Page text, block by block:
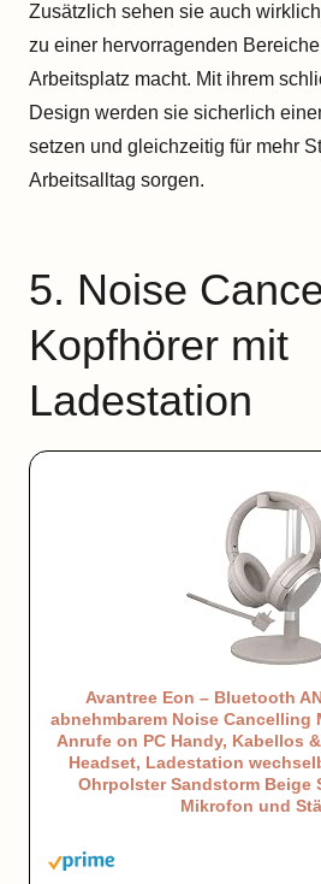
Zusätzlich sehen sie auch
zu einer hervorragenden
Arbeitsplatz macht. Mit ihrem
Design werden sie sicherlich
setzen und gleichzeitig für mehr
Arbeitsalltag sorgen.
5. Noise
Kopfhörer mit
Ladestation
Avantree Eon – Bluetooth
abnehmbarem Noise
Anrufe on PC Handy, Kabellos
Headset, Ladestation
Ohrpolster Sandstorm Beige
Mikrofon und